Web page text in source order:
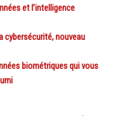
et l’intelligence
cybersécurité, nouveau
biométriques qui vous